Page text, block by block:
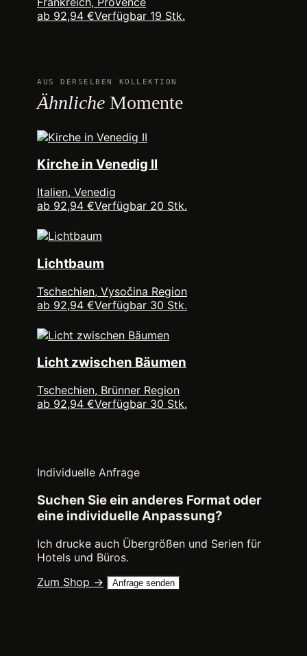
ab 92,94 €Verfügbar 19 Stk.
AUS DERSELBEN KOLLEKTION
Ähnliche Momente
Kirche in Venedig II
Italien, Venedig
ab 92,94 €Verfügbar 20 Stk.
Lichtbaum
Tschechien, Vysočina Region
ab 92,94 €Verfügbar 30 Stk.
Licht zwischen Bäumen
Tschechien, Brünner Region
ab 92,94 €Verfügbar 30 Stk.
Individuelle Anfrage
Suchen Sie ein anderes Format oder
eine individuelle Anpassung?
Ich drucke auch Übergrößen und Serien für
Hotels und Büros.
Zum Shop →
Anfrage senden